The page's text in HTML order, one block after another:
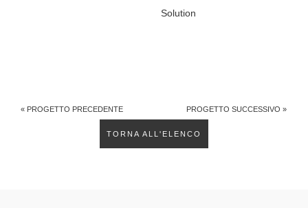
Solution
« PROGETTO PRECEDENTE PROGETTO SUCCESSIVO »
TORNA ALL'ELENCO